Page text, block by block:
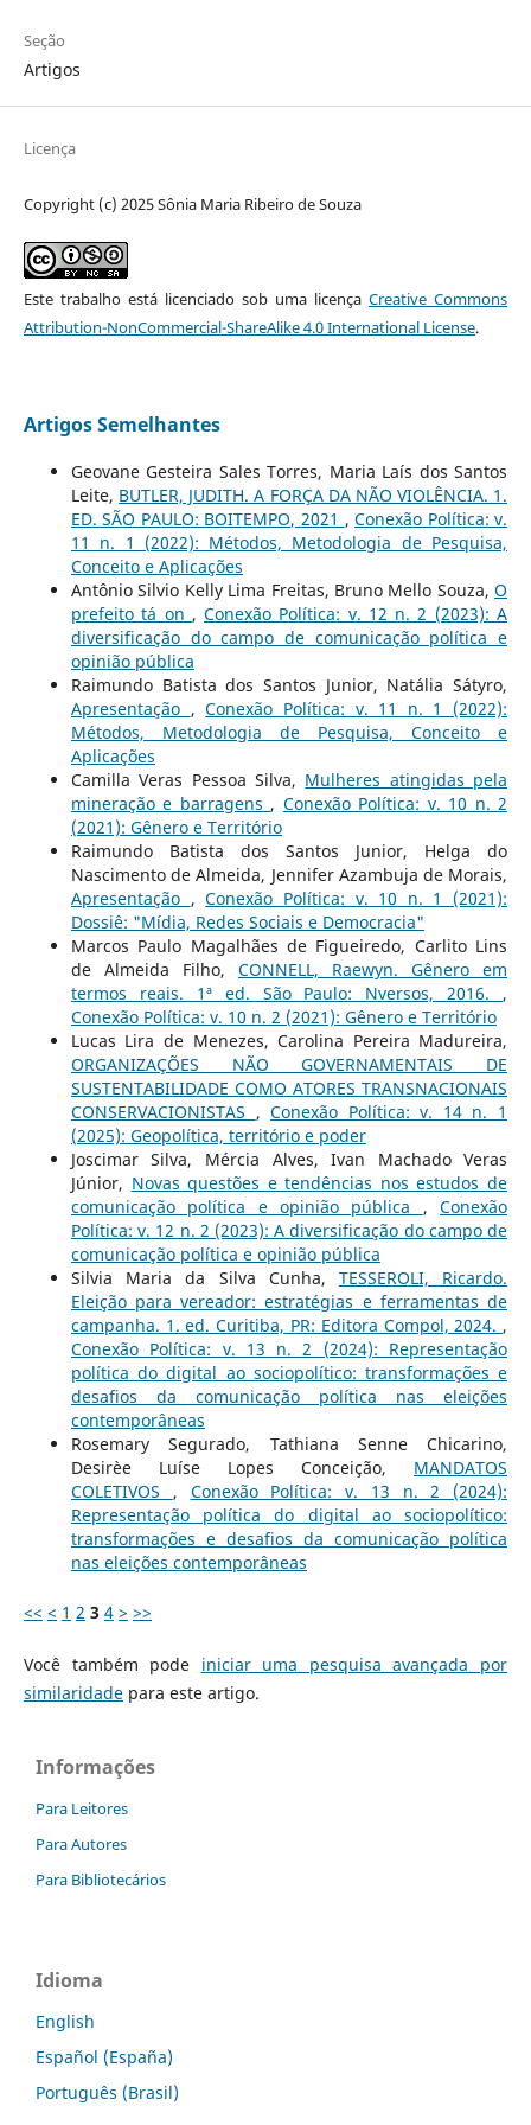
Seção
Artigos
Licença
Copyright (c) 2025 Sônia Maria Ribeiro de Souza
Este trabalho está licenciado sob uma licençaCreative Commons
Attribution-NonCommercial-ShareAlike 4.0 International License.
Artigos Semelhantes
Geovane Gesteira Sales Torres, Maria Laís dos Santos
Leite, BUTLER, JUDITH. A FORÇA DA NÃO VIOLÊNCIA. 1.
ED. SÃO PAULO: BOITEMPO, 2021 ,Conexão Política: v.
11 n. 1 (2022): Métodos, Metodologia de Pesquisa,
Conceito e Aplicações
Antônio Silvio Kelly Lima Freitas, Bruno Mello Souza,O
prefeito tá on ,Conexão Política: v. 12 n. 2 (2023): A
diversificação do campo de comunicação política e
opinião pública
Raimundo Batista dos Santos Junior, Natália Sátyro,
Apresentação ,Conexão Política: v. 11 n. 1 (2022):
Métodos, Metodologia de Pesquisa, Conceito e
Aplicações
Camilla Veras Pessoa Silva, Mulheres atingidas pela
mineração e barragens , Conexão Política: v. 10 n. 2
(2021): Gênero e Território
Raimundo Batista dos Santos Junior, Helga do
Nascimento de Almeida, Jennifer Azambuja de Morais,
Apresentação ,Conexão Política: v. 10 n. 1 (2021):
Dossiê: "Mídia, Redes Sociais e Democracia"
Marcos Paulo Magalhães de Figueiredo, Carlito Lins
de Almeida Filho, CONNELL, Raewyn. Gênero em
termos reais. 1ª ed. São Paulo: Nversos, 2016. ,
Conexão Política: v. 10 n. 2 (2021): Gênero e Território
Lucas Lira de Menezes, Carolina Pereira Madureira,
ORGANIZAÇÕES NÃO GOVERNAMENTAIS DE
SUSTENTABILIDADE COMO ATORES TRANSNACIONAIS
CONSERVACIONISTAS ,Conexão Política: v. 14 n. 1
(2025): Geopolítica, território e poder
Joscimar Silva, Mércia Alves, Ivan Machado Veras
Júnior, Novas questões e tendências nos estudos de
comunicação política e opinião pública ,Conexão
Política: v. 12 n. 2 (2023): A diversificação do campo de
comunicação política e opinião pública
Silvia Maria da Silva Cunha, TESSEROLI, Ricardo.
Eleição para vereador: estratégias e ferramentas de
campanha. 1. ed. Curitiba, PR: Editora Compol, 2024. ,
Conexão Política: v. 13 n. 2 (2024): Representação
política do digital ao sociopolítico: transformações e
desafios da comunicação política nas eleições
contemporâneas
Rosemary Segurado, Tathiana Senne Chicarino,
Desirèe Luíse Lopes Conceição, MANDATOS
COLETIVOS , Conexão Política: v. 13 n. 2 (2024):
Representação política do digital ao sociopolítico:
transformações e desafios da comunicação política
nas eleições contemporâneas
<< < 1 2 3 4 > >>
Você também pode iniciar uma pesquisa avançada por
similaridadepara este artigo.
Informações
Para Leitores
Para Autores
Para Bibliotecários
Idioma
English
Español (España)
Português (Brasil)